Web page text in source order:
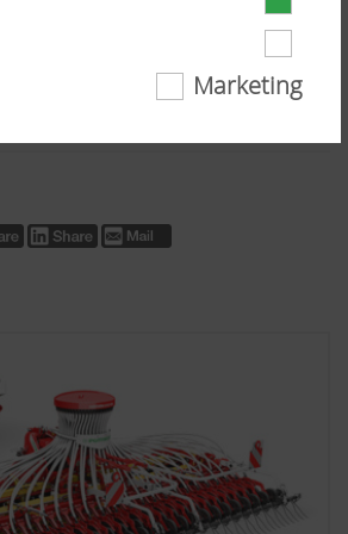
technologie a soubory cookie
tento web pro vás snadno
web nefunguje bez
6 Mesiace
zlepšovat uživatelskou
našich webových stránek.
Marketing
zatížení secí kombinace a